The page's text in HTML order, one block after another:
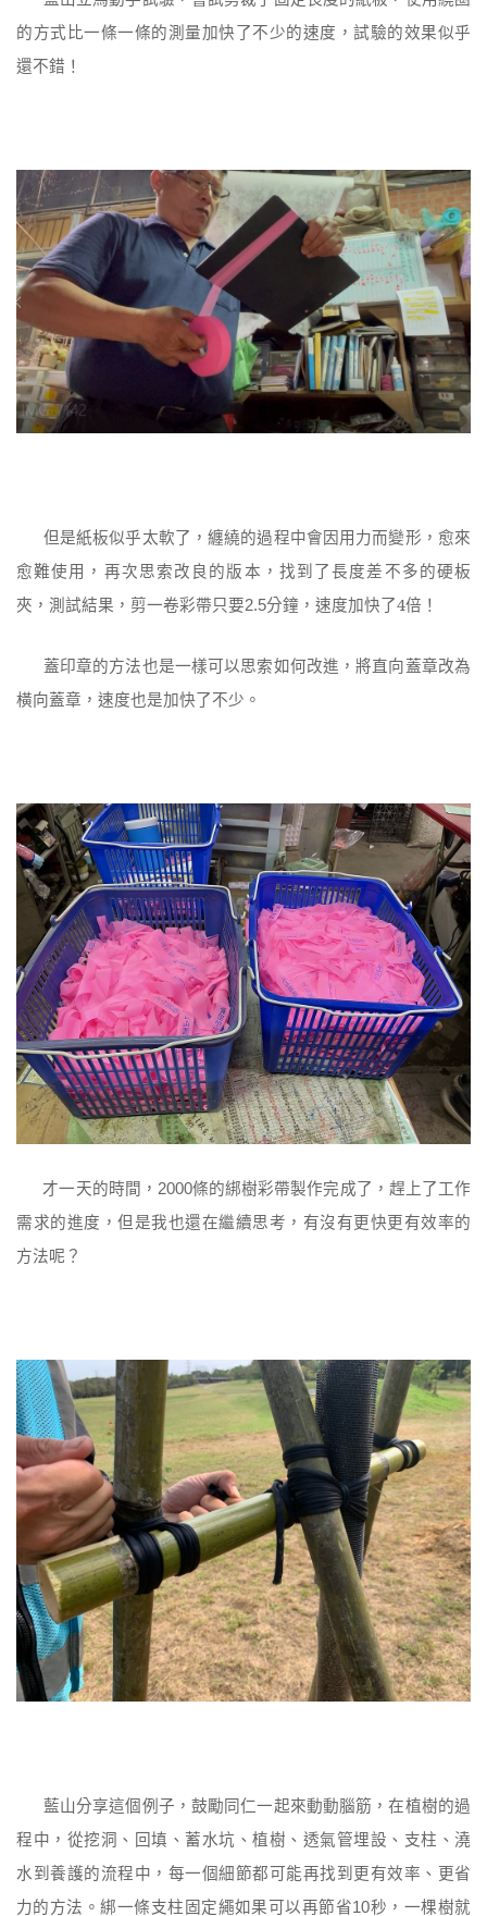
的方式比一條一條的測量加快了不少的速度，試驗的效果似乎
還不錯！
但是紙板似乎太軟了，纏繞的過程中會因用力而變形，愈來
愈難使用，再次思索改良的版本，找到了長度差不多的硬板
夾，測試結果，剪一卷彩帶只要2.5分鐘，速度加快了4倍！
蓋印章的方法也是一樣可以思索如何改進，將直向蓋章改為
橫向蓋章，速度也是加快了不少。
才一天的時間， 2000條的綁樹彩帶製作完成了，趕上了工作
需求的進度，但是我也還在繼續思考，有沒有更快更有效率的
方法呢？
藍山分享這個例子，鼓勵同仁一起來動動腦筋，在植樹的過
程中，從挖洞、回填、蓄水坑、植樹、透氣管埋設、支柱、澆
水到養護的流程中，每一個細節都可能再找到更有效率、更省
力的方法。綁一條支柱固定繩如果可以再節省10秒，一棵樹就